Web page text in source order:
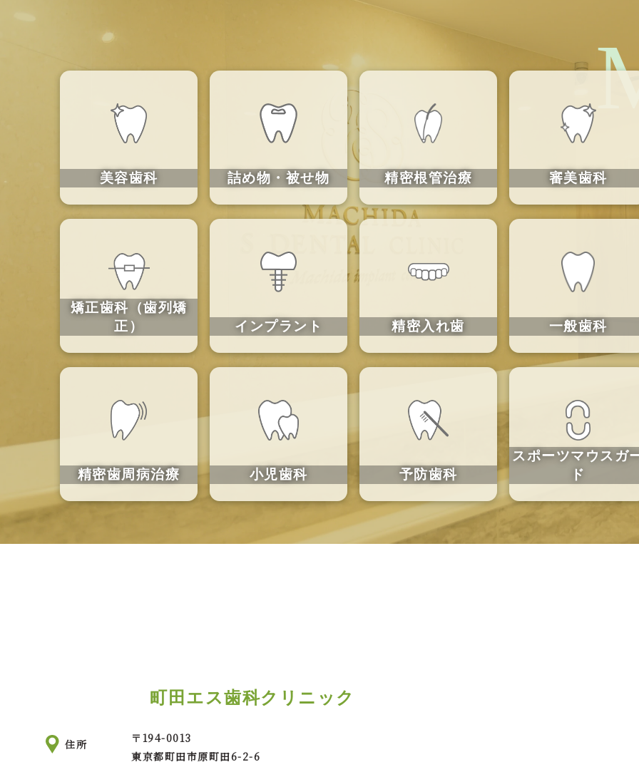
美容歯科 詰め物・被せ物 精密根管治療 審美歯科
矯正歯科（歯列矯
正）
インプラント 精密入れ歯 一般歯科
精密歯周病治療 小児歯科 予防歯科
スポーツマウスガ
ド
町田エス歯科クリニック
住所 〒 194-0013
東京都町田市原町田6-2-6